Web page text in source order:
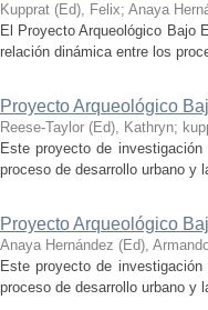
Kupprat (Ed), Felix; Anaya
El Proyecto Arqueológico Bajo
relación dinámica entre los
Proyecto Arqueológico
Reese-Taylor (Ed), Kathryn;
Este proyecto de
proceso de desarrollo urbano y
Proyecto Arqueológico
Anaya Hernández (Ed),
Este proyecto de
proceso de desarrollo urbano y